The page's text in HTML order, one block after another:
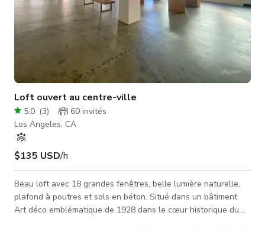
Loft ouvert au centre-ville
5.0 (3) 60 invités
Los Angeles, CA
$135 USD/h
Beau loft avec 18 grandes fenêtres, belle lumière naturelle,
plafond à poutres et sols en béton. Situé dans un bâtiment
Art déco emblématique de 1928 dans le cœur historique du